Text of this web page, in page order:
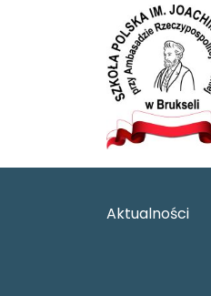
Aktualności